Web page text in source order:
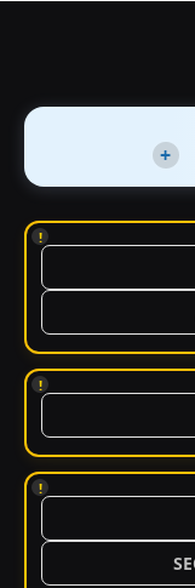
+
!
!
!